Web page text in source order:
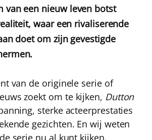
van een nieuw leven botst
waar een rivaliserende
doet om zijn gevestigde
van de originele serie of
zoekt om te kijken, Dutton
sterke acteerprestaties
gezichten. En wij weten
serie nu al kunt kijken.